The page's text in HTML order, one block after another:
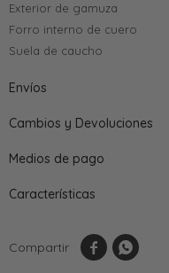
Exterior de gamuza
Forro interno de cuero
Suela de caucho
Envíos
Cambios y Devoluciones
Medios de pago
Características
 